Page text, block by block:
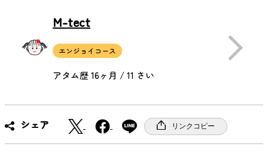
M-tect
エンジョイコース
アタム歴 16ヶ月 / 11 さい
シェア
a
c
リンクコピー